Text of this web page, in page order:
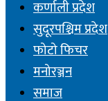
कर्णाली प्रदेश
सुदूरपश्चिम प्रदेश
फोटो फिचर
मनोरञ्जन
समाज